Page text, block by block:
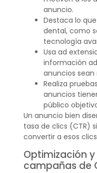
anuncio.
Destaca lo
dental, como
tecnología
Usa ad
información
anuncios
Realiza
anuncios
público
Un anuncio bien
tasa de clics (CTR)
convertir a esos
Optimización
campañas de